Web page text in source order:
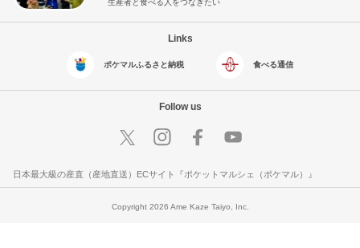
Links
ポケマルふるさと納税 食べる通信
Follow us
日本最大級の産直（産地直送）ECサイト『ポケットマルシェ（ポケマル）』
Copyright 2026 Ame Kaze Taiyo, Inc.